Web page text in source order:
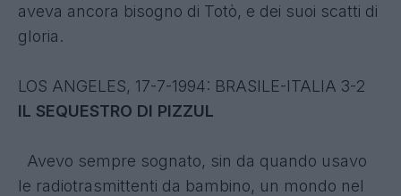
aveva ancora bisogno di Totò, e dei suoi scatti di
gloria.
LOS ANGELES, 17-7-1994: BRASILE-ITALIA 3-2
IL SEQUESTRO DI PIZZUL
Avevo sempre sognato, sin da quando usavo
le radiotrasmittenti da bambino, un mondo nel